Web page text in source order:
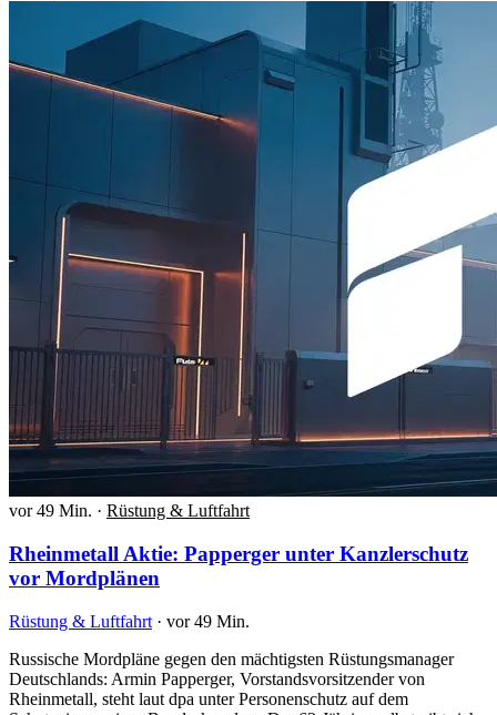
vor 49 Min. · Rüstung & Luftfahrt
Rheinmetall Aktie: Papperger unter Kanzlerschutz
vor Mordplänen
Rüstung & Luftfahrt · vor 49 Min.
Russische Mordpläne gegen den mächtigsten Rüstungsmanager
Deutschlands: Armin Papperger, Vorstandsvorsitzender von
Rheinmetall, steht laut dpa unter Personenschutz auf dem